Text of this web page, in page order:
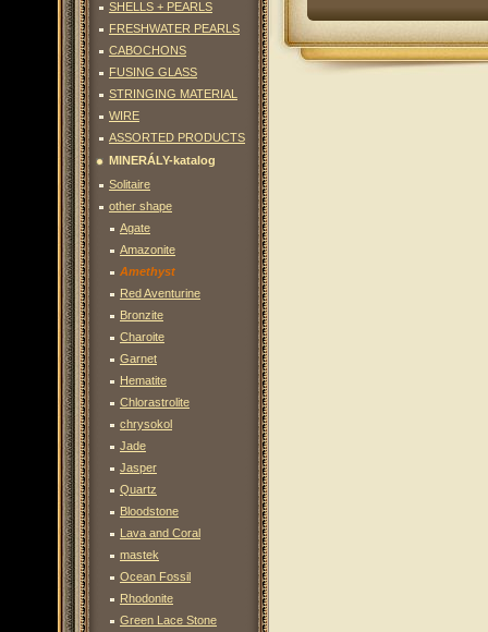
To the basketDetails
SHELLS + PEARLS
FRESHWATER PEARLS
CABOCHONS
FUSING GLASS
STRINGING MATERIAL
WIRE
ASSORTED PRODUCTS
MINERÁLY-katalog
Solitaire
other shape
Agate
Amazonite
Amethyst
Red Aventurine
Bronzite
Charoite
Garnet
Hematite
Chlorastrolite
chrysokol
Jade
Jasper
Quartz
Bloodstone
Lava and Coral
mastek
Ocean Fossil
Rhodonite
Green Lace Stone